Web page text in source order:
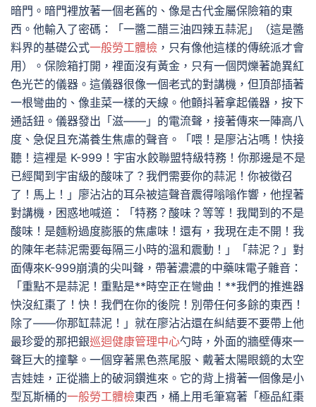
暗門。暗門裡放著一個老舊的、像是古代金屬保險箱的東
西。他輸入了密碼：「一醬二醋三油四辣五蒜泥」（這是醬
料界的基礎公式一般勞工體檢 ，只有像他這樣的傳統派才會
用）。保險箱打開，裡面沒有黃金，只有一個閃爍著詭異紅
色光芒的儀器。這儀器很像一個老式的對講機，但頂部插著
一根彎曲的、像韭菜一樣的天線。他顫抖著拿起儀器，按下
通話鈕。儀器發出「滋——」的電流聲，接著傳來一陣高八
度、急促且充滿養生焦慮的聲音。「喂！是廖沾沾嗎！快接
聽！這裡是 K-999！宇宙水餃聯盟特級特務！你那邊是不是
已經聞到宇宙級的酸味了？我們需要你的蒜泥！你被徵召
了！馬上！」廖沾沾的耳朵被這聲音震得嗡嗡作響，他捏著
對講機，困惑地喊道：「特務？酸味？等等！我聞到的不是
酸味！是麵粉過度膨脹的焦慮味！還有，我現在走不開！我
的陳年老蒜泥需要每隔三小時的溫和震動！」「蒜泥？」對
面傳來K-999崩潰的尖叫聲，帶著濃濃的中藥味電子雜音：
「重點不是蒜泥！重點是**時空正在彎曲！**我們的推進器
快沒紅棗了！快！我們在你的後院！別帶任何多餘的東西！
除了——你那缸蒜泥！」就在廖沾沾還在糾結要不要帶上他
最珍愛的那把銀巡迴健康管理中心勺時，外面的牆壁傳來一
聲巨大的撞擊。一個穿著黑色燕尾服、戴著太陽眼鏡的太空
吉娃娃，正從牆上的破洞鑽進來。它的背上揹著一個像是小
型瓦斯桶的一般勞工體檢東西，桶上用毛筆寫著「極品紅棗